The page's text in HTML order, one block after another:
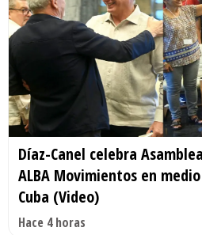
Díaz-Canel celebra
ALBA Movimientos en
Cuba (Video)
Hace 4 horas